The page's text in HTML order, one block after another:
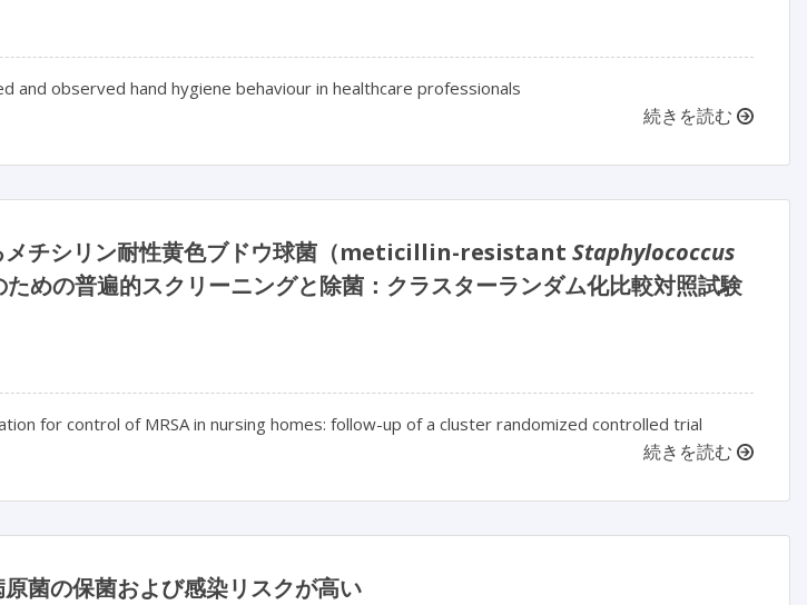
and observed hand hygiene behaviour in healthcare professionals
続きを読む
メチシリン耐性黄色ブドウ球菌（meticillin-resistant Staphylococcus
ための普遍的スクリーニングと除菌：クラスターランダム化比較対照試験
for control of MRSA in nursing homes: follow-up of a cluster randomized controlled trial
続きを読む
菌の保菌および感染リスクが高い